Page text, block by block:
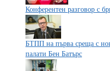
Конферентен разговор с
БТПП на първа среща с
палати Бен Батърс